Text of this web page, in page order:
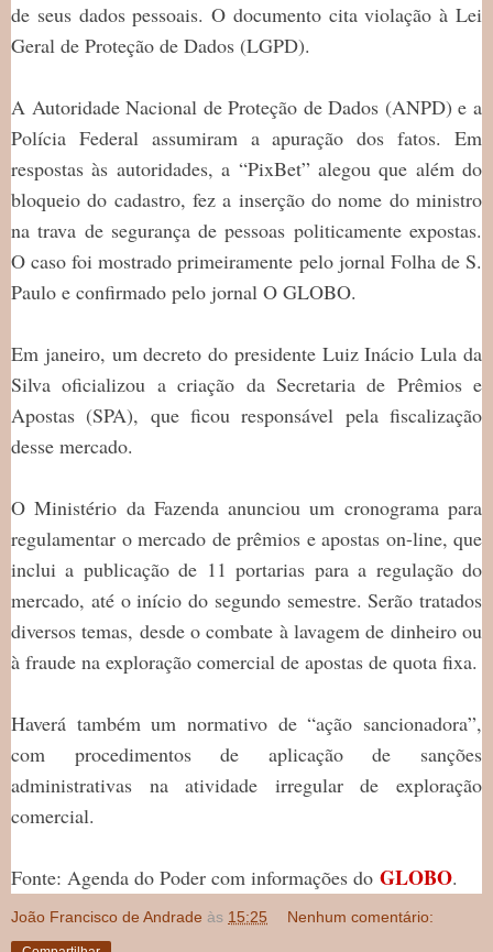
de seus dados pessoais. O documento cita violação à Lei
Geral de Proteção de Dados (LGPD).
A Autoridade Nacional de Proteção de Dados (ANPD) e a
Polícia Federal assumiram a apuração dos fatos. Em
respostas às autoridades, a “PixBet” alegou que além do
bloqueio do cadastro, fez a inserção do nome do ministro
na trava de segurança de pessoas politicamente expostas.
O caso foi mostrado primeiramente pelo jornal Folha de S.
Paulo e confirmado pelo jornal O GLOBO.
Em janeiro, um decreto do presidente Luiz Inácio Lula da
Silva oficializou a criação da Secretaria de Prêmios e
Apostas (SPA), que ficou responsável pela fiscalização
desse mercado.
O Ministério da Fazenda anunciou um cronograma para
regulamentar o mercado de prêmios e apostas on-line, que
inclui a publicação de 11 portarias para a regulação do
mercado, até o início do segundo semestre. Serão tratados
diversos temas, desde o combate à lavagem de dinheiro ou
à fraude na exploração comercial de apostas de quota fixa.
Haverá também um normativo de “ação sancionadora”,
com procedimentos de aplicação de sanções
administrativas na atividade irregular de exploração
comercial.
Fonte: Agenda do Poder com informações do GLOBO.
João Francisco de Andrade às 15:25 Nenhum comentário: